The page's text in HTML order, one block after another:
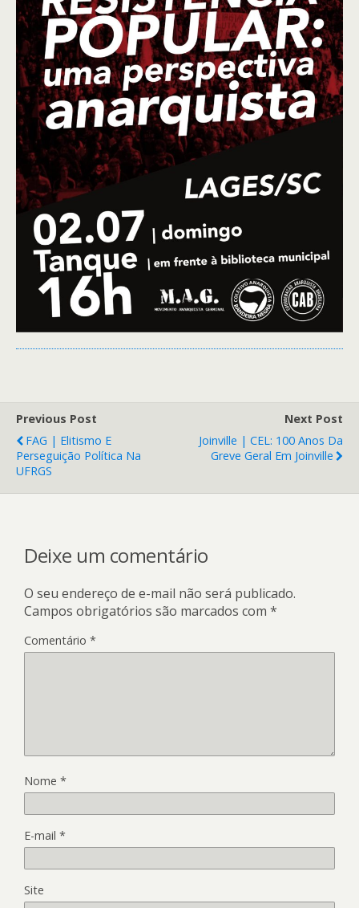
Previous Post
FAG | Elitismo E
Perseguição Política Na
UFRGS
Next Post
Joinville | CEL: 100 Anos Da
Greve Geral Em Joinville
Deixe um comentário
O seu endereço de e-mail não será publicado.
Campos obrigatórios são marcados com *
Comentário *
Nome *
E-mail *
Site